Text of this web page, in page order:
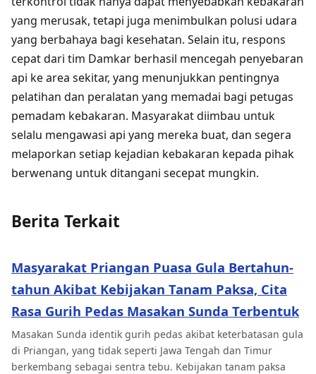
yang merusak, tetapi juga menimbulkan polusi udara
yang berbahaya bagi kesehatan. Selain itu, respons
cepat dari tim Damkar berhasil mencegah penyebaran
api ke area sekitar, yang menunjukkan pentingnya
pelatihan dan peralatan yang memadai bagi petugas
pemadam kebakaran. Masyarakat diimbau untuk
selalu mengawasi api yang mereka buat, dan segera
melaporkan setiap kejadian kebakaran kepada pihak
berwenang untuk ditangani secepat mungkin.
Berita Terkait
Masyarakat Priangan Puasa Gula Bertahun-
tahun Akibat Kebijakan Tanam Paksa, Cita
Rasa Gurih Pedas Masakan Sunda Terbentuk
Masakan Sunda identik gurih pedas akibat keterbatasan gula
di Priangan, yang tidak seperti Jawa Tengah dan Timur
berkembang sebagai sentra tebu. Kebijakan tanam paksa